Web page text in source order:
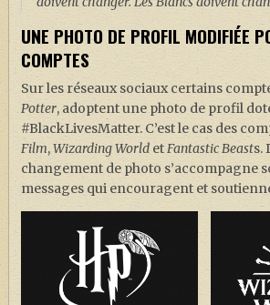
UNE PHOTO DE PROFIL MODIFIÉE
COMPTES
Sur les réseaux sociaux certains
Potter, adoptent une photo de profil
#BlackLivesMatter. C’est le cas des
Film,Wizarding WorldetFantastic Beasts.
changement de photo s’accompagne
messages qui encouragent et